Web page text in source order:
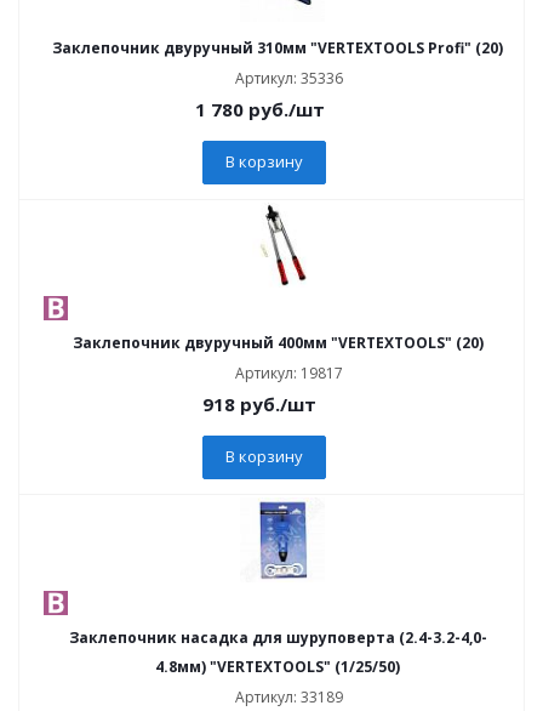
Заклепочник двуручный 310мм "VERTEXTOOLS Profi" (20)
Артикул: 35336
1 780руб./шт
В корзину
Заклепочник двуручный 400мм "VERTEXTOOLS" (20)
Артикул: 19817
918 руб./шт
В корзину
Заклепочник насадка для шуруповерта (2.4-3.2-4,0-
4.8мм) "VERTEXTOOLS" (1/25/50)
Артикул: 33189